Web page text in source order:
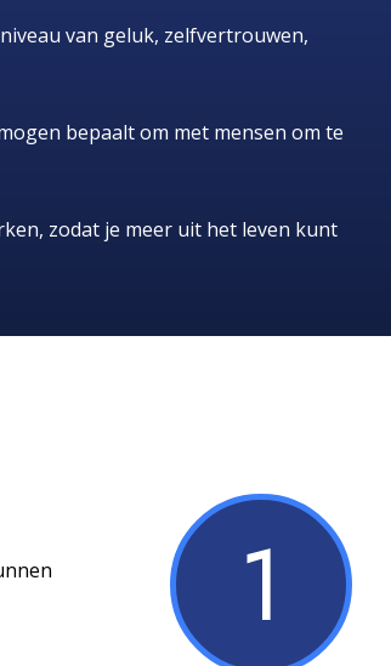
van geluk, zelfvertrouwen,
bepaalt om met mensen om te
zodat je meer uit het leven kunt
1